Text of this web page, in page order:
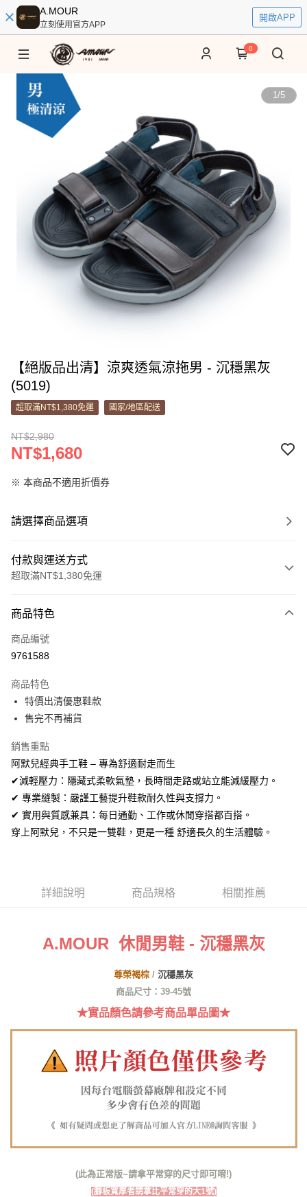
A.MOUR
立刻使用官方APP
開啟APP
0
1/5
【絕版品出清】涼爽透氣涼拖男 - 沉穩黑灰
(5019)
超取滿NT$1,380免運 國家/地區配送
NT$2,980
NT$1,680
※ 本商品不適用折價券
請選擇商品選項
付款與運送方式
超取滿NT$1,380免運
信用卡一次付款
信用卡分期付款
合作金庫商業銀行
華南商業銀行
上海商業儲蓄銀行
臺灣中小企業銀行
匯豐（台灣）商業銀行
華泰商業銀行
聯邦商業銀行
遠東國際商業銀行
元大商業銀行
永豐商業銀行
台新國際商業銀行
中國信託商業銀行
台灣樂天信用卡公司
超商取貨付款
LINE Pay
Apple Pay
街口支付
悠遊付
Google Pay
相關說明
１．簡單：不需註冊會員、不需綁卡、不需儲值。
２．便利：只要手機號碼，簡訊認證，即可結帳。
【「AFTEE先享後付」結帳流程】
結帳頁面，進行簡訊認證並確認金額後，即可完成結帳。
２．訂單成立數日內，您將收到繳費通知簡訊。
ATM／網路銀行／等多元方式進行付款，方視為交易完成。
※ 請注意：結帳手續完成當下不需立刻繳費，但若您需要取消訂單，請聯絡
後付繳納相關費用。
※ 交易是否成功請以「AFTEE先享後付 」之結帳頁面顯示為準，若有關於
客戶支援中心」https://netprotections.freshdesk.com/support/home
易，需依本服務之必要範圍內提供個人資料，並將交易相關給付款項請求債
權轉讓予恩沛科技股份有限公司。
運送方式
每筆NT$60，滿NT$1,380(含以上)免運費
付款後全家取貨
每筆NT$60，滿NT$1,380(含以上)免運費
7-11取貨付款
每筆NT$60，滿NT$1,380(含以上)免運費
郵局
商品特色
商品編號
9761588
商品特色
特價出清優惠鞋款
售完不再補貨
銷售重點
阿默兒經典手工鞋 – 專為舒適耐走而生
✔減輕壓力：隱藏式柔軟氣墊，長時間走路或站立能減緩壓力。
✔ 專業縫製：嚴謹工藝提升鞋款耐久性與支撐力。
✔ 實用與質感兼具：每日通勤、工作或休閒穿搭都百搭。
穿上阿默兒，不只是一雙鞋，更是一種 舒適長久的生活體驗。
詳細說明 商品規格 相關推薦
A.MOUR 休閒男鞋 - 沉穩黑灰
尊榮褐棕 / 沉穩黑灰
商品尺寸：39-45號
★實品顏色請參考商品單品圖★
(此為正常版~請拿平常穿的尺寸即可唷!)
(腳板寬厚者請拿比平常穿的大1號)